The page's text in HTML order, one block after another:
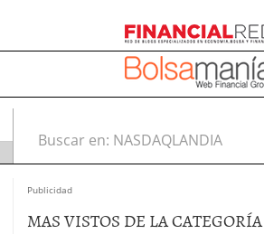
Buscar en:
Publicidad
MAS VISTOS DE LA CATEGORÍA